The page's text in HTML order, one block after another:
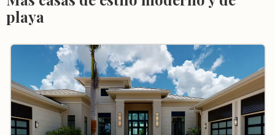
playa